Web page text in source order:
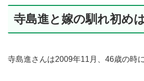
寺島進と嫁の馴れ初め
寺島進さんは2009年11月、46歳の時